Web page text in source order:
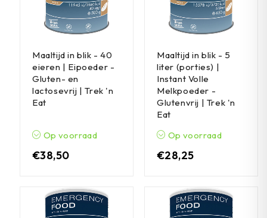
Maaltijd in blik - 40
eieren | Eipoeder -
Gluten- en
lactosevrij | Trek 'n
Eat
Op voorraad
€38,50
Maaltijd in blik - 5
liter (porties) |
Instant Volle
Melkpoeder -
Glutenvrij | Trek 'n
Eat
Op voorraad
€28,25